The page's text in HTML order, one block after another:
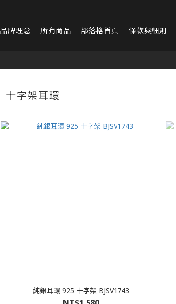
品牌理念 所有商品 部落格首頁 條款與細則
十字架耳環
純銀耳環 925 十字架 BJSV1743